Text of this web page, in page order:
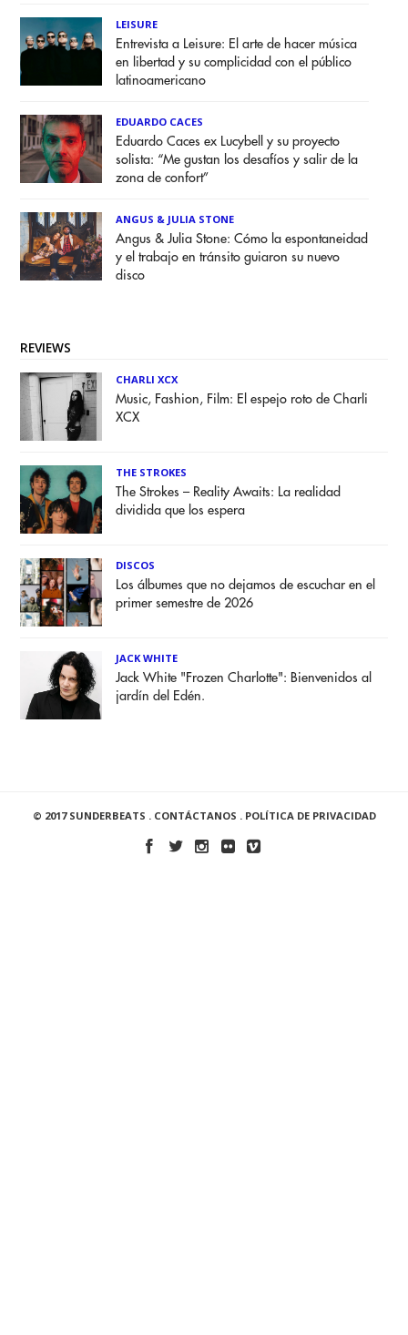
LEISURE
Entrevista a Leisure: El arte de hacer música
en libertad y su complicidad con el público
latinoamericano
EDUARDO CACES
Eduardo Caces ex Lucybell y su proyecto
solista: “Me gustan los desafíos y salir de la
zona de confort”
ANGUS & JULIA STONE
Angus & Julia Stone: Cómo la espontaneidad
y el trabajo en tránsito guiaron su nuevo
disco
REVIEWS
CHARLI XCX
Music, Fashion, Film: El espejo roto de Charli
XCX
THE STROKES
The Strokes – Reality Awaits: La realidad
dividida que los espera
DISCOS
Los álbumes que no dejamos de escuchar en el
primer semestre de 2026
JACK WHITE
Jack White "Frozen Charlotte": Bienvenidos al
jardín del Edén.
© 2017 SUNDERBEATS . CONTÁCTANOS . POLÍTICA DE PRIVACIDAD